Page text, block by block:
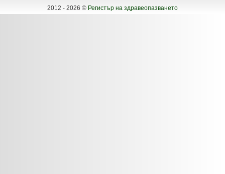
2012 - 2026 © Регистър на здравеопазването